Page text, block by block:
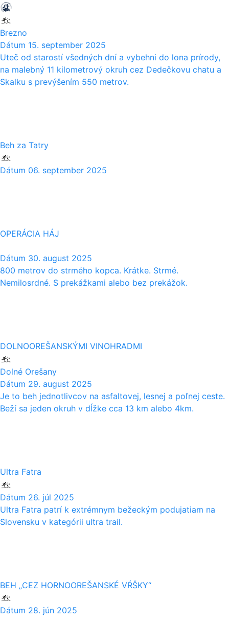
Brezno
Dátum 15. september 2025
Uteč od starostí všedných dní a vybehni do lona prírody,
na malebný 11 kilometrový okruh cez Dedečkovu chatu a
Skalku s prevýšením 550 metrov.
Beh za Tatry
Dátum 06. september 2025
OPERÁCIA HÁJ
Dátum 30. august 2025
800 metrov do strmého kopca. Krátke. Strmé.
Nemilosrdné. S prekážkami alebo bez prekážok.
DOLNOOREŠANSKÝMI VINOHRADMI
Dolné Orešany
Dátum 29. august 2025
Je to beh jednotlivcov na asfaltovej, lesnej a poľnej ceste.
Beží sa jeden okruh v dĺžke cca 13 km alebo 4km.
Ultra Fatra
Dátum 26. júl 2025
Ultra Fatra patrí k extrémnym bežeckým podujatiam na
Slovensku v kategórii ultra trail.
BEH „CEZ HORNOOREŠANSKÉ VŔŠKY“
Dátum 28. jún 2025